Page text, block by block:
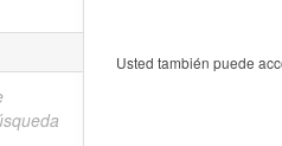
Usted también puede